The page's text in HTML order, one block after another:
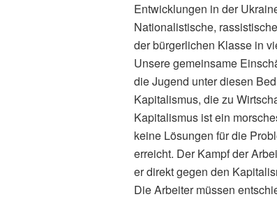
Entwicklungen in der
Nationalistische,
der bürgerlichen Klasse in
Unsere gemeinsame
die Jugend unter diesen
Kapitalismus, die zu
Kapitalismus ist ein
keine Lösungen für die
erreicht. Der Kampf der
er direkt gegen den
Die Arbeiter müssen